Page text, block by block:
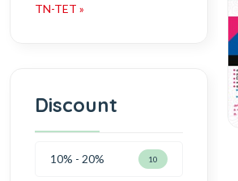
TN-TET »
Discount
10% - 20% 10